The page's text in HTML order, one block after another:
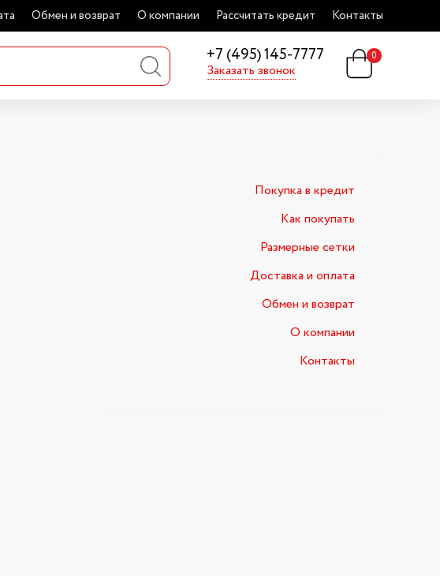
Обмен и возврат О компании Рассчитать кредит Контакты
+7 (495) 145-7777
Заказать звонок
0
Покупка в кредит
Как покупать
Размерные сетки
Доставка и оплата
Обмен и возврат
О компании
Контакты